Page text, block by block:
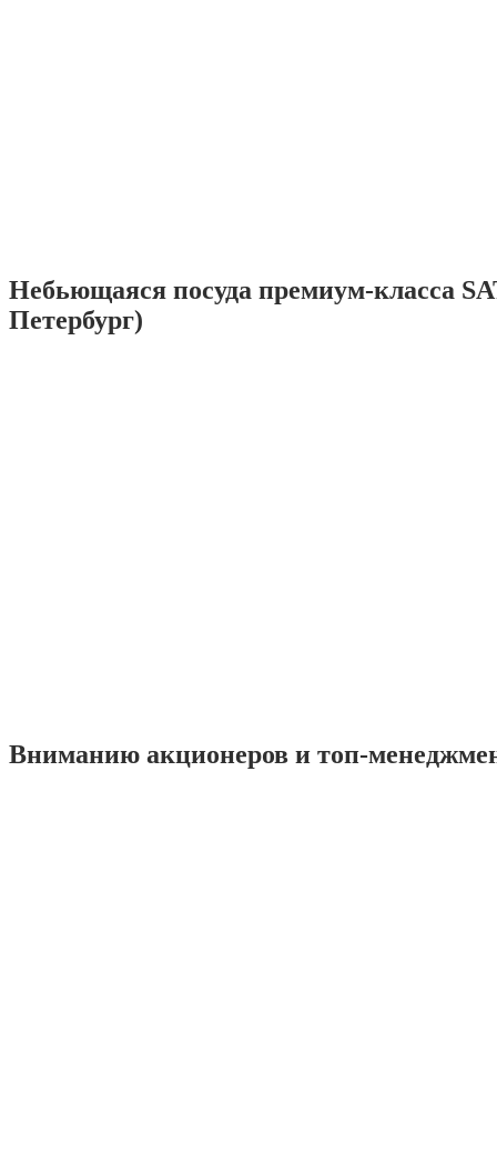
Небьющаяся посуда премиум-класса
Петербург)
Вниманию акционеров и топ-